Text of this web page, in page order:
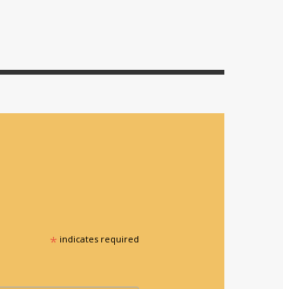
* indicates required